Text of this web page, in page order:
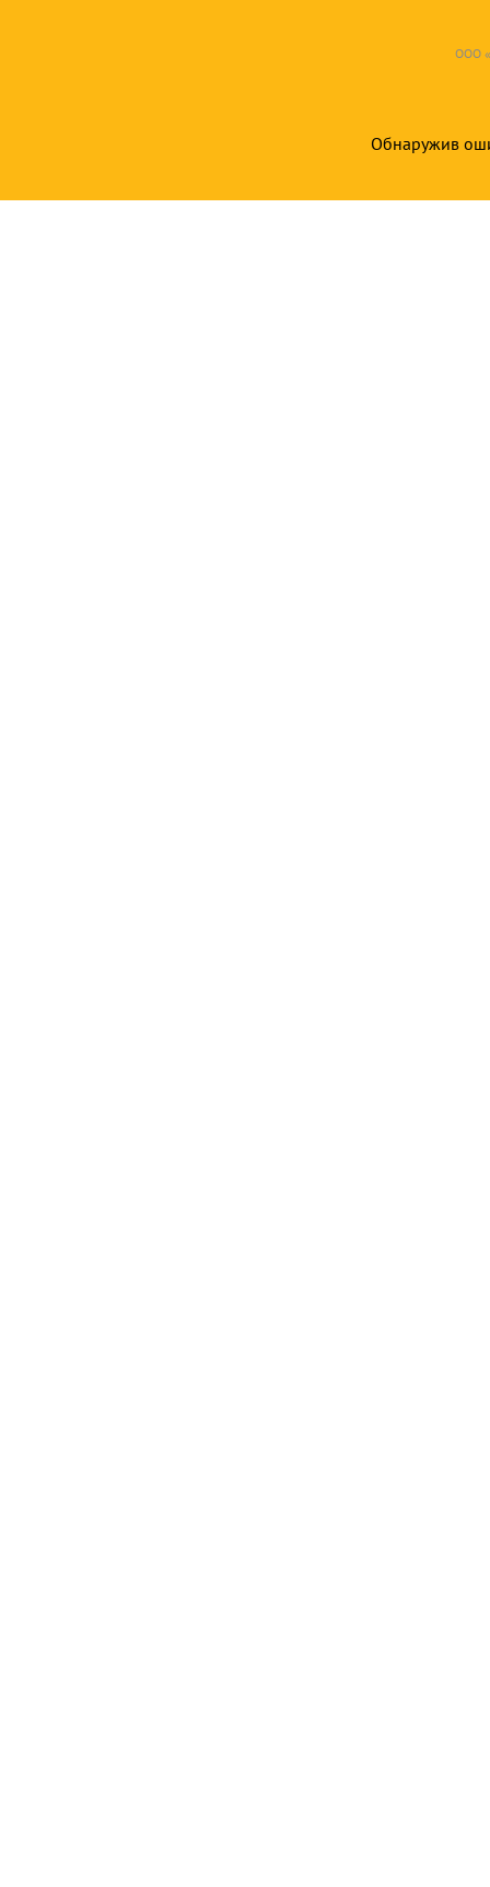
ООО
Обнаружив